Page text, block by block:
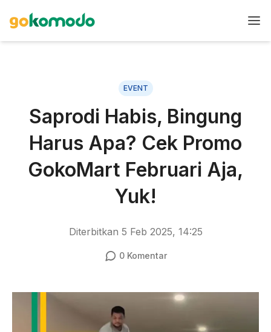
EVENT
Saprodi Habis, Bingung
Harus Apa? Cek Promo
GokoMart Februari Aja,
Yuk!
Diterbitkan 5 Feb 2025, 14:25
0Komentar